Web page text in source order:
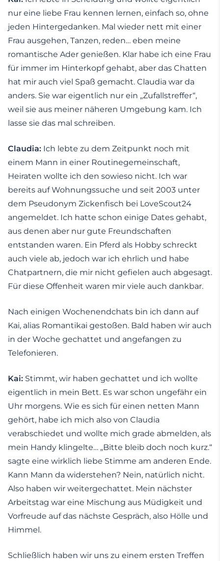
nur eine liebe Frau kennen lernen, einfach so, ohne
jeden Hintergedanken. Mal wieder nett mit einer
Frau ausgehen, Tanzen, reden… eben meine
romantische Ader genießen. Klar habe ich eine Frau
für immer im Hinterkopf gehabt, aber das Chatten
hat mir auch viel Spaß gemacht. Claudia war da
anders. Sie war eigentlich nur ein „Zufallstreffer“,
weil sie aus meiner näheren Umgebung kam. Ich
lasse sie das mal schreiben.
Claudia: Ich lebte zu dem Zeitpunkt noch mit
einem Mann in einer Routinegemeinschaft,
Heiraten wollte ich den sowieso nicht. Ich war
bereits auf Wohnungssuche und seit 2003 unter
dem Pseudonym Zickenfisch bei LoveScout24
angemeldet. Ich hatte schon einige Dates gehabt,
aus denen aber nur gute Freundschaften
entstanden waren. Ein Pferd als Hobby schreckt
auch viele ab, jedoch war ich ehrlich und habe
Chatpartnern, die mir nicht gefielen auch abgesagt.
Für diese Offenheit waren mir viele auch dankbar.
Nach einigen Wochenendchats bin ich dann auf
Kai, alias Romantikai gestoßen. Bald haben wir auch
in der Woche gechattet und angefangen zu
Telefonieren.
Kai: Stimmt, wir haben gechattet und ich wollte
eigentlich in mein Bett. Es war schon ungefähr ein
Uhr morgens. Wie es sich für einen netten Mann
gehört, habe ich mich also von Claudia
verabschiedet und wollte mich grade abmelden, als
mein Handy klingelte… „Bitte bleib doch noch kurz.“
sagte eine wirklich liebe Stimme am anderen Ende.
Kann Mann da widerstehen? Nein, natürlich nicht.
Also haben wir weitergechattet. Mein nächster
Arbeitstag war eine Mischung aus Müdigkeit und
Vorfreude auf das nächste Gespräch, also Hölle und
Himmel.
Schließlich haben wir uns zu einem ersten Treffen